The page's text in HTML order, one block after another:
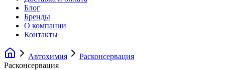
Блог
Бренды
О компании
Контакты
Автохимия
Расконсервация
Расконсервация